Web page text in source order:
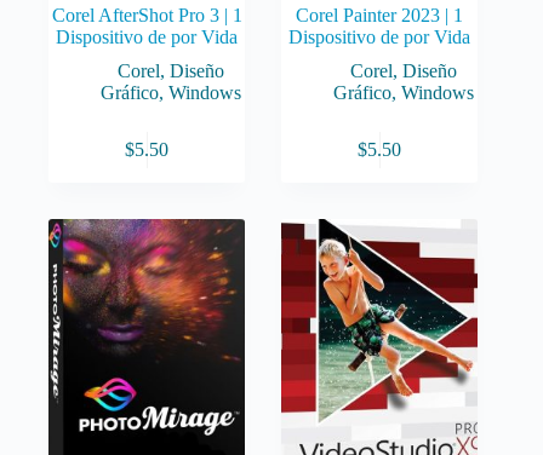
Corel AfterShot Pro 3 | 1
Dispositivo de por Vida
Corel,Diseño
Gráfico,Windows
$5.50
Corel Painter 2023 | 1
Dispositivo de por Vida
Corel,Diseño
Gráfico,Windows
$5.50